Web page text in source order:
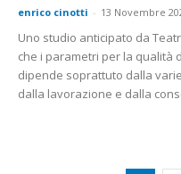
enrico cinotti - 13 Novembre
Uno studio anticipato da
che i parametri per la qualità
dipende soprattuto dalla
dalla lavorazione e dalla